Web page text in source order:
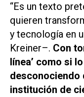
“Es un texto
quieren
y tecnología en
Kreiner–. Con
línea’ como si
desconociendo
institución de